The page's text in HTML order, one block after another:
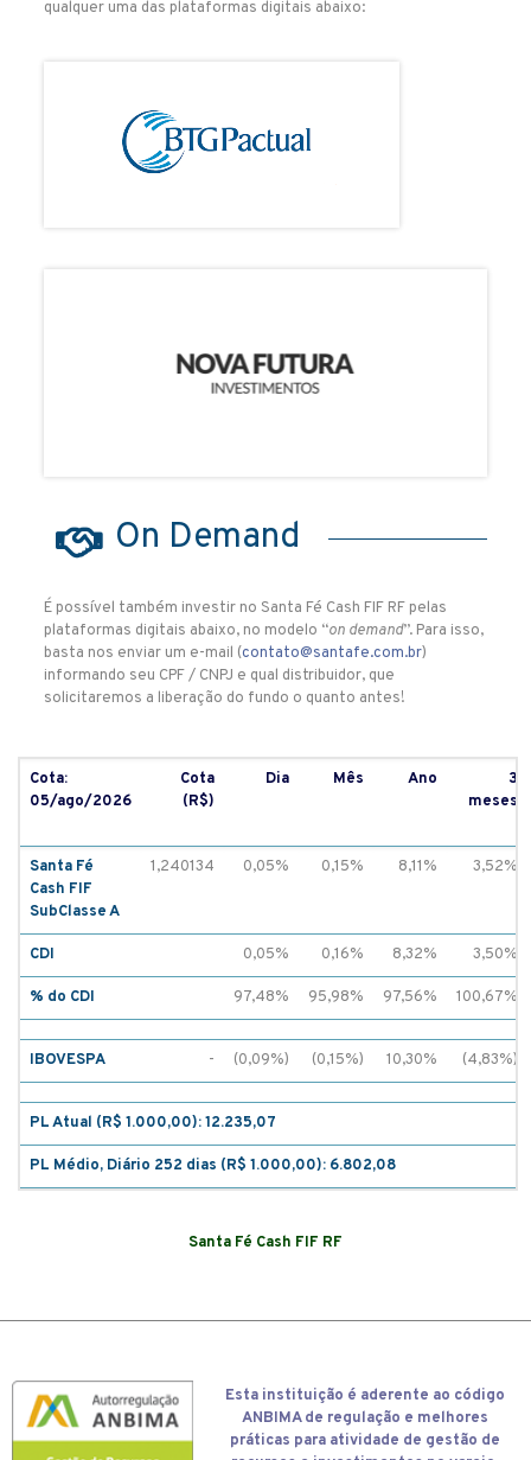
qualquer uma das plataformas digitais abaixo:
On Demand
É possível também investir no Santa Fé Cash FIF RF pelas
plataformas digitais abaixo, no modelo “on demand”. Para isso,
basta nos enviar um e-mail (contato@santafe.com.br)
informando seu CPF / CNPJ e qual distribuidor, que
solicitaremos a liberação do fundo o quanto antes!
Cota:
05/ago/2026
Cota
(R$)
Dia Mês Ano
3
meses
Santa Fé
Cash FIF
SubClasse A
1,240134 0,05% 0,15% 8,11% 3,52%
CDI 0,05% 0,16% 8,32% 3,50%
% do CDI 97,48% 95,98% 97,56% 100,67%
IBOVESPA - (0,09%) (0,15%) 10,30% (4,83%)
PL Atual (R$ 1.000,00): 12.235,07
PL Médio, Diário 252 dias (R$ 1.000,00): 6.802,08
Santa Fé Cash FIF RF
Esta instituição é aderente ao código
ANBIMA de regulação e melhores
práticas para atividade de gestão de